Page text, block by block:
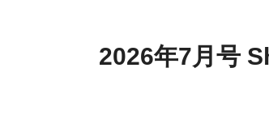
2026年7月号